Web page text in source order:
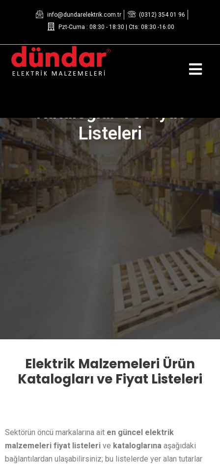
info@dundarelektrik.com.tr
(0312) 354 01 96
Pzt-Cuma : 08:30 - 18:30 | Cts: 08:30 -16:00
Kataloglar Ve Fiyat
Listeleri
Elektrik Malzemeleri Ürün
Katalogları ve Fiyat Listeleri
Sektörün öncü markalarına ait en güncel elektrik
malzemeleri fiyat listeleri ve kataloglarına aşağıdaki
bağlantılardan ulaşabilirsiniz; bu listelerde yer alan tutarlar